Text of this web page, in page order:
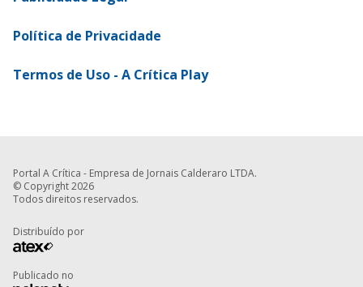
Política de Privacidade
Termos de Uso - A Crítica Play
Portal A Crítica - Empresa de Jornais Calderaro LTDA.
© Copyright 2026
Todos direitos reservados.
Distribuído por
Publicado no